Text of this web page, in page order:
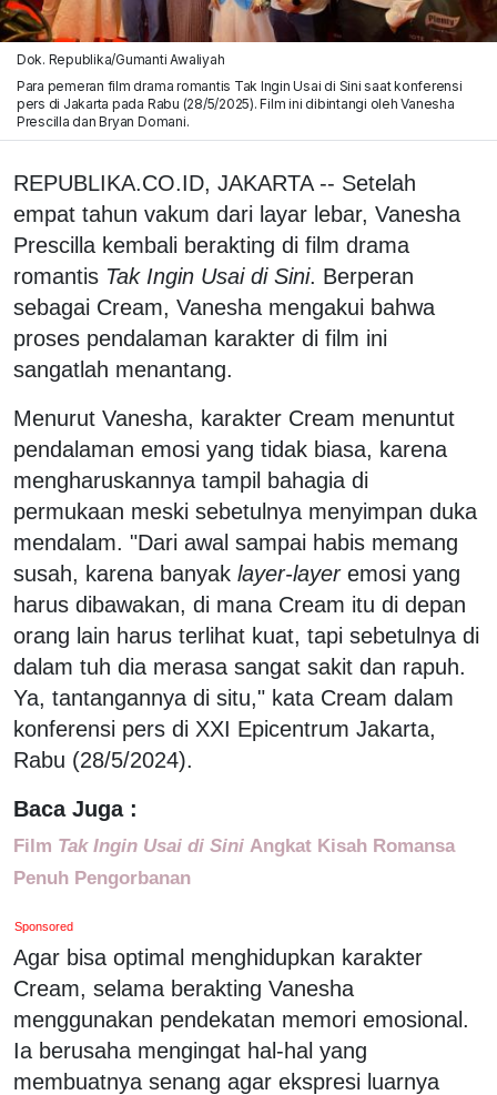
Dok. Republika/Gumanti Awaliyah
Para pemeran film drama romantis Tak Ingin Usai di Sini saat konferensi
pers di Jakarta pada Rabu (28/5/2025). Film ini dibintangi oleh Vanesha
Prescilla dan Bryan Domani.
REPUBLIKA.CO.ID, JAKARTA -- Setelah
empat tahun vakum dari layar lebar, Vanesha
Prescilla kembali berakting di film drama
romantis Tak Ingin Usai di Sini. Berperan
sebagai Cream, Vanesha mengakui bahwa
proses pendalaman karakter di film ini
sangatlah menantang.
Menurut Vanesha, karakter Cream menuntut
pendalaman emosi yang tidak biasa, karena
mengharuskannya tampil bahagia di
permukaan meski sebetulnya menyimpan duka
mendalam. "Dari awal sampai habis memang
susah, karena banyak layer-layeremosi yang
harus dibawakan, di mana Cream itu di depan
orang lain harus terlihat kuat, tapi sebetulnya di
dalam tuh dia merasa sangat sakit dan rapuh.
Ya, tantangannya di situ," kata Cream dalam
konferensi pers di XXI Epicentrum Jakarta,
Rabu (28/5/2024).
Baca Juga :
Film Tak Ingin Usai di Sini Angkat Kisah Romansa
Penuh Pengorbanan
Sponsored
Agar bisa optimal menghidupkan karakter
Cream, selama berakting Vanesha
menggunakan pendekatan memori emosional.
Ia berusaha mengingat hal-hal yang
membuatnya senang agar ekspresi luarnya